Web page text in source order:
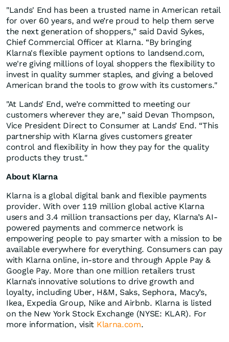
"Lands' End has been a trusted name in American retail
for over 60 years, and we’re proud to help them serve
the next generation of shoppers,” said David Sykes,
Chief Commercial Officer at Klarna. “By bringing
Klarna's flexible payment options to landsend.com,
we're giving millions of loyal shoppers the flexibility to
invest in quality summer staples, and giving a beloved
American brand the tools to grow with its customers."
"At Lands’ End, we’re committed to meeting our
customers wherever they are,” said Devan Thompson,
Vice President Direct to Consumer at Lands’ End. “This
partnership with Klarna gives customers greater
control and flexibility in how they pay for the quality
products they trust."
About Klarna
Klarna is a global digital bank and flexible payments
provider. With over 119 million global active Klarna
users and 3.4 million transactions per day, Klarna’s AI-
powered payments and commerce network is
empowering people to pay smarter with a mission to be
available everywhere for everything. Consumers can pay
with Klarna online, in-store and through Apple Pay &
Google Pay. More than one million retailers trust
Klarna’s innovative solutions to drive growth and
loyalty, including Uber, H&M, Saks, Sephora, Macy’s,
Ikea, Expedia Group, Nike and Airbnb. Klarna is listed
on the New York Stock Exchange (NYSE: KLAR). For
more information, visit Klarna.com.